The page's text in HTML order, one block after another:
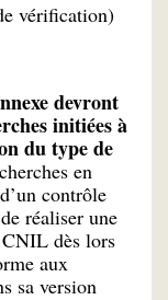
vérification)
devront
initiées à
du type de
en
contrôle
réaliser une
CNIL dès lors
aux
sa version